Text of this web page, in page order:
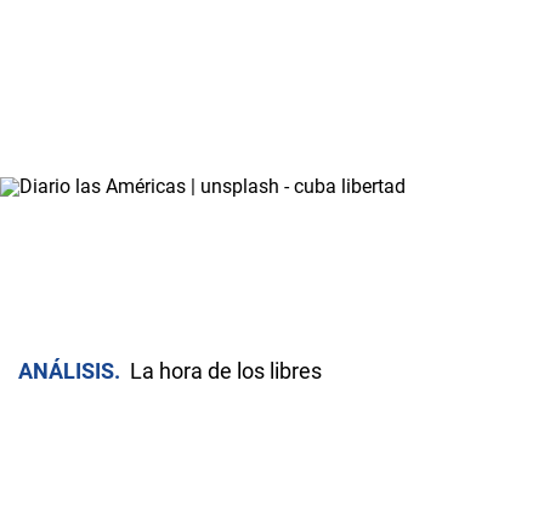
ANÁLISIS La hora de los libres